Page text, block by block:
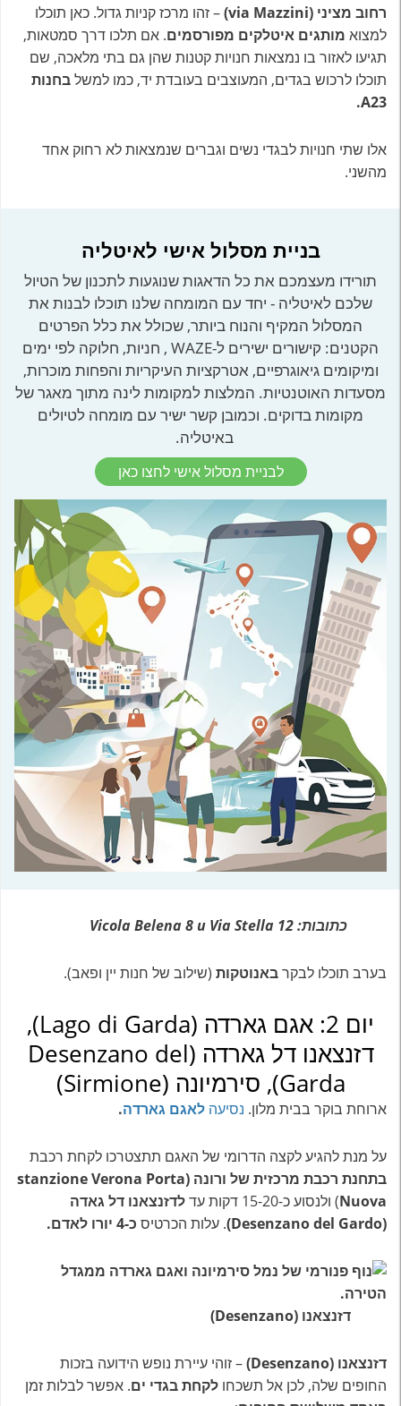
רחוב מציני (via Mazzini)
– זהו מרכז קניות גדול. כאן תוכלו
למצוא מותגים איטלקים מפורסמים. אם תלכו דרך סמטאות,
תגיעו לאזור בו נמצאות חנויות קטנות שהן גם בתי מלאכה, שם
תוכלו לרכוש בגדים, המעוצבים בעובדת יד, כמו למשלבחנות
A23.
אלו שתי חנויות לבגדי נשים וגברים שנמצאות לא רחוק אחד
מהשני.
בניית מסלול אישי לאיטליה
תורידו מעצמכם את כל הדאגות שנוגעות לתכנון של הטיול
שלכם לאיטליה - יחד עם המומחה שלנו תוכלו לבנות את
המסלול המקיף והנוח ביותר, שכולל את כלל הפרטים
הקטנים: קישורים ישירים ל-WAZE , חניות, חלוקה לפי ימים
ומיקומים גיאוגרפיים, אטרקציות העיקריות והפחות מוכרות,
מסעדות האוטנטיות. המלצות למקומות לינה מתוך מאגר של
מקומות בדוקים. וכמובן קשר ישיר עם מומחה לטיולים
באיטליה.
לבניית מסלול אישי לחצו כאן
כתובות: Vicola Belena 8 u Via Stella 12
בערב תוכלו לבקרבאנוטקות (שילוב של חנות יין ופאב).
יום 2: אגם גארדה (Lago di Garda),
דזנצאנו דל גארדה (Desenzano del
Garda), סירמיונה (Sirmione)
ארוחת בוקר בבית מלון. נסיעה לאגם גארדה.
על מנת להגיע לקצה הדרומי של האגם תתצטרכו לקחת רכבת
בתחנת רכבת מרכזית של ורונה (stanzione Verona Porta
Nuova) ולנסוע כ-15-20 דקות עד
לדזנצאנו דל גאדה
(Desenzano del Gardo)
. עלות הכרטיס כ-4 יורו לאדם.
דזנצאנו (Desenzano)
דזנצאנו (Desenzano)
– זוהי עיירת נופש הידועה בזכות
החופים שלה, לכן אל תשכחו לקחת בגדי ים. אפשר לבלות זמן